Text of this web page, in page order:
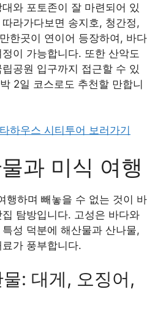
와 포토존이 잘 마련되어 있
라가다보면 송지호, 청간정,
한곳이 연이어 등장하여, 바다
이 가능합니다. 또한 산악도
공원 입구까지 접근할 수 있
2일 코스로도 추천할 만합니
하우스 시티투어 보러가기
과 미식 여행
행하며 빼놓을 수 없는 것이 바
탐방입니다. 고성은 바다와
성 덕분에 해산물과 산나물,
가 풍부합니다.
: 대게, 오징어,